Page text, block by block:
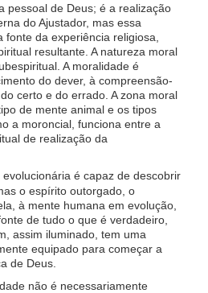
pessoal de Deus; é a realização
do Ajustador, mas essa
da experiência religiosa,
resultante. A natureza moral
A moralidade é
do dever, à compreensão-
certo e do errado. A zona moral
de mente animal e os tipos
a moroncial, funciona entre a
de realização da
é capaz de descobrir
o espírito outorgado, o
à mente humana em evolução,
de tudo o que é verdadeiro,
assim iluminado, tem uma
equipado para começar a
de Deus.
não é necessariamente